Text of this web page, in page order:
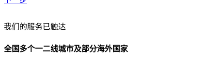
贵公司预算范围是？
我们的服务已触达
全国多个一二线城市及部分海外国家